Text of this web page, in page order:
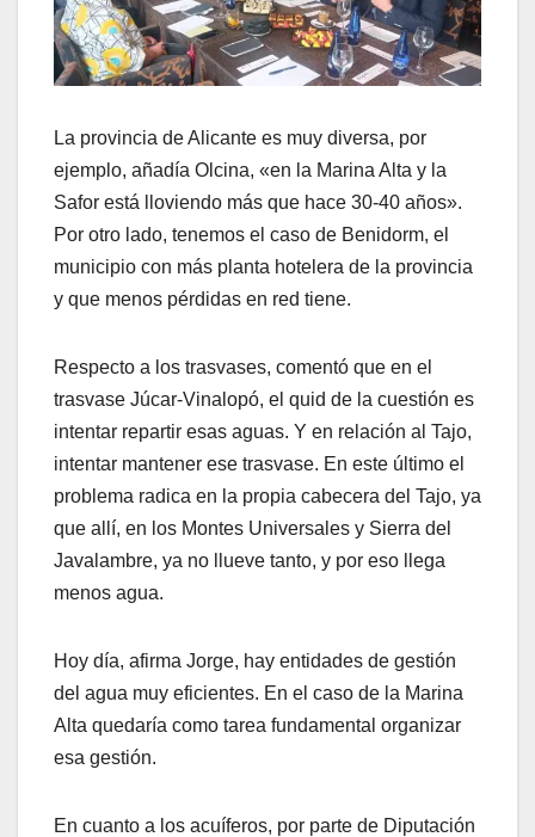
La provincia de Alicante es muy diversa, por
ejemplo, añadía Olcina, «en la Marina Alta y la
Safor está lloviendo más que hace 30-40 años».
Por otro lado, tenemos el caso de Benidorm, el
municipio con más planta hotelera de la provincia
y que menos pérdidas en red tiene.
Respecto a los trasvases, comentó que en el
trasvase Júcar-Vinalopó, el quid de la cuestión es
intentar repartir esas aguas. Y en relación al Tajo,
intentar mantener ese trasvase. En este último el
problema radica en la propia cabecera del Tajo, ya
que allí, en los Montes Universales y Sierra del
Javalambre, ya no llueve tanto, y por eso llega
menos agua.
Hoy día, afirma Jorge, hay entidades de gestión
del agua muy eficientes. En el caso de la Marina
Alta quedaría como tarea fundamental organizar
esa gestión.
En cuanto a los acuíferos, por parte de Diputación